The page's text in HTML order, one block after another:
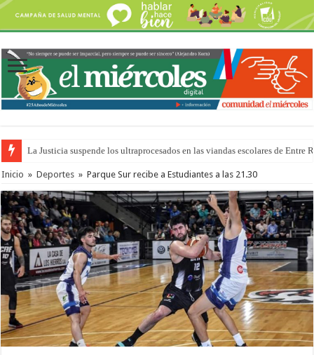
La Justicia suspende los ultraprocesados en las viandas escolares de Entre
Inicio » Deportes » Parque Sur recibe a Estudiantes a las 21.30